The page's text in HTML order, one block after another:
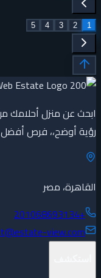
1
2
3
4
5
ابحث عن منزل أحلامك
رؤية أوضح،، فرص أفضل
القاهرة، مصر
+201068693134
view.com